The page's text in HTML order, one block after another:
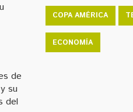
de
su
del
COPA AMÉRICA
ECONOMÍA